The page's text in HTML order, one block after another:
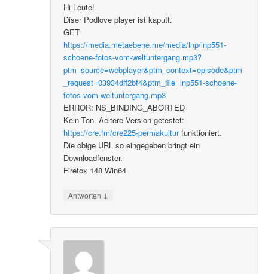
Hi Leute!
Diser Podlove player ist kaputt.
GET
https://media.metaebene.me/media/lnp/lnp551-
schoene-fotos-vom-weltuntergang.mp3?
ptm_source=webplayer&ptm_context=episode&ptm
_request=03934dff2bf4&ptm_file=lnp551-schoene-
fotos-vom-weltuntergang.mp3
ERROR: NS_BINDING_ABORTED
Kein Ton. Aeltere Version getestet:
https://cre.fm/cre225-permakulturfunktioniert.
Die obige URL so eingegeben bringt ein
Downloadfenster.
Firefox 148 Win64
Antworten ↓